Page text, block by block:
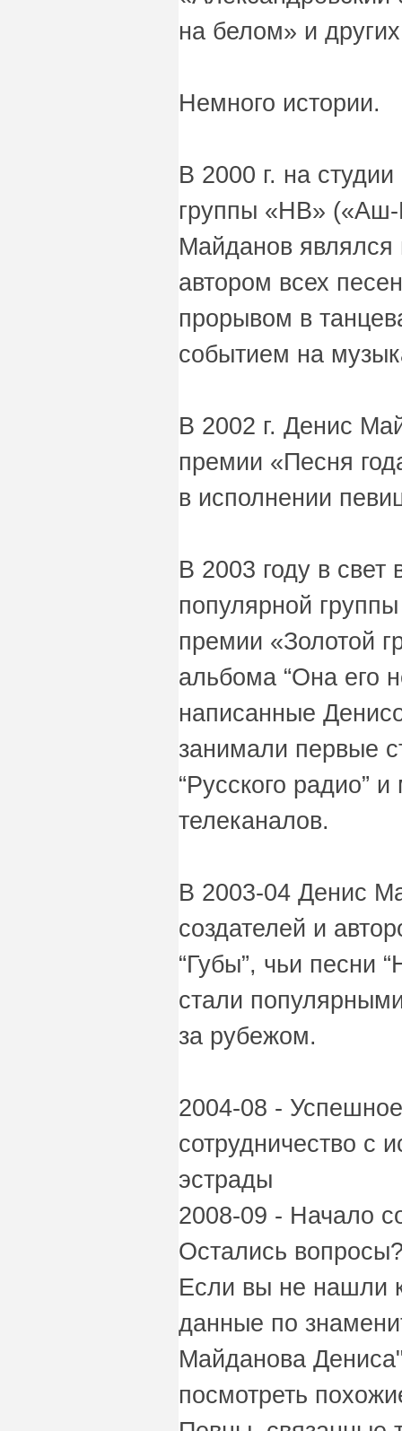
на белом» и
Немного истории.
В 2000 г. на
группы «HB»
Майданов являлся
автором всех
прорывом в
событием на
В 2002 г. Денис
премии «Песня
в исполнении
В 2003 году в
популярной
премии «Золотой
альбома “Она его
написанные
занимали первые
“Русского радио”
телеканалов.
В 2003-04 Денис
создателей и
“Губы”, чьи песни
стали
за рубежом.
2004-08 -
сотрудничество с
эстрады
2008-09 - Начало
Остались
Если вы не нашли
данные по
Майданова
посмотреть